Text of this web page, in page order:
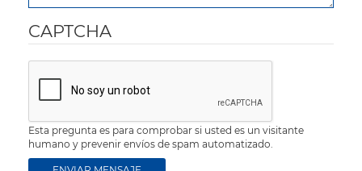
CAPTCHA
Esta pregunta es para comprobar si usted es un visitante
humano y prevenir envíos de spam automatizado.